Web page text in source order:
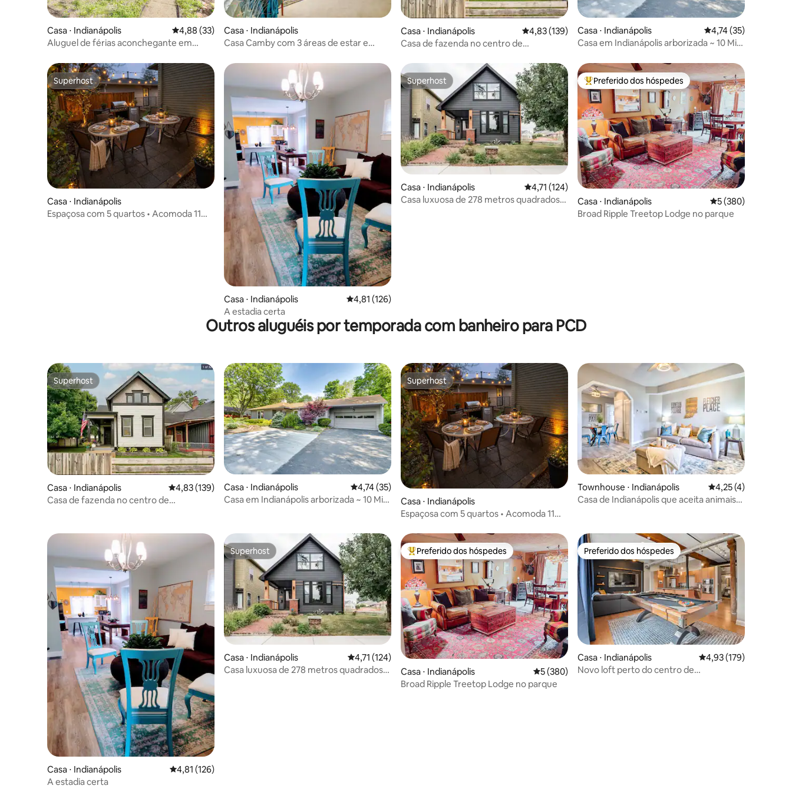
Casa ⋅ Indianápolis 4,88 de uma avaliação média de 5, 33 avaliações
4,88 (33)
Aluguel de férias aconchegante em
Casa ⋅ Indianápolis
Casa Camby com 3 áreas de estar e
Casa ⋅ Indianápolis 4,83 de uma avaliação média de 5, 139 avaliações
4,83 (139)
Casa de fazenda no centro de
Casa ⋅ Indianápolis 4,74 de uma
4,74 (35)
Casa em Indianápolis arborizada ~ 10 Mi
Superhost
Superhost
Casa ⋅ Indianápolis
Espaçosa com 5 quartos • Acomoda 11
Casa ⋅ Indianápolis 4,81 de uma avaliação média de 5, 126 avaliações
4,81 (126)
A estadia certa
Superhost
Superhost
Casa ⋅ Indianápolis 4,71 de uma avaliação média de 5, 124 avaliações
4,71 (124)
Casa luxuosa de 278 metros quadrados
Entre os melhores preferidos dos hóspedes
Preferido dos hóspedes
Casa ⋅ Indianápolis 5 de uma avaliação
5 (380)
Broad Ripple Treetop Lodge no parque
Outros aluguéis por temporada com banheiro para PCD
Superhost
Superhost
Casa ⋅ Indianápolis 4,83 de uma avaliação média de 5, 139 avaliações
4,83 (139)
Casa de fazenda no centro de
Casa ⋅ Indianápolis 4,74 de uma avaliação média de 5, 35 avaliações
4,74 (35)
Casa em Indianápolis arborizada ~ 10 Mi
Superhost
Superhost
Casa ⋅ Indianápolis
Espaçosa com 5 quartos • Acomoda 11
Indy
Townhouse ⋅ Indianápolis 4,25 de uma
4,25 (4)
Casa de Indianápolis que aceita animais
Casa ⋅ Indianápolis 4,81 de uma avaliação média de 5, 126 avaliações
4,81 (126)
A estadia certa
Superhost
Superhost
Casa ⋅ Indianápolis 4,71 de uma avaliação média de 5, 124 avaliações
4,71 (124)
Casa luxuosa de 278 metros quadrados
Entre os melhores preferidos dos hóspedes
Preferido dos hóspedes
Casa ⋅ Indianápolis 5 de uma avaliação média de 5, 380 avaliações
5 (380)
Broad Ripple Treetop Lodge no parque
Preferido dos hóspedes
Preferido dos hóspedes
Casa ⋅ Indianápolis 4,93 de uma avaliação
4,93 (179)
Novo loft perto do centro de